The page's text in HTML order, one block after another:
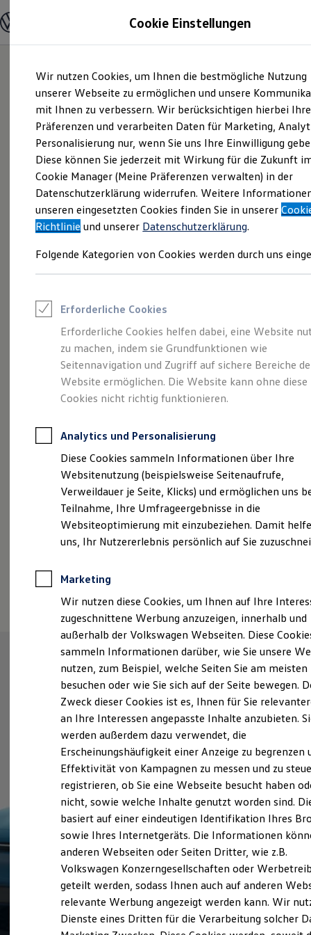
Hauptinhalt
springen
Footer
springen
Modelle und Konfigurator
Modelle vergleichen
Elektroautos
ENERGY Sondermodelle
Nutzfahrzeuge
SUV und CUV
Familienautos
Kombis
Kompaktwagen
Sportwagen
Schnell verfügbare Fahrzeuge
Angebote und Produkte
Aktuelle Angebote
E-Auto-Förderung
Volkswagen Marktplatz
Junge Gebrauchtwagen und Gebrauchtwagen
Saisonangebote
Leasing
Leasing-Angebote
Gebrauchtwagen Leasing
Junge Gebrauchtwagen-Leasing
Elektroauto Leasing
Kleinwagen-Leasing
Leasing ohne Anzahlung
Autokredit mit Schlussrate
Versicherungen und Garantien
Kfz-Versicherung
Restschuldversicherungen
Garantien
Wartungsverträge
Geschäftskunden
Professional Class bei Volkswagen
Großkunden
Behörden
Anpfiff zum Gewinn
Elektroautos
ID. Tutorials
Elektrofahrzeugkonzepte
Reichweite
Reichweite der ID. Modelle
Reichweite im Winter
Laden
Laden unterwegs
Laden Zuhause
Ladezeitensimulator
Batterie
Sicherheit
Garantie und Lebensdauer
Nachhaltigkeit
Technologie
Kosten und Kauf
Verbrauchskosten
Kaufoptionen
E-Auto-Förderung
Software und Konnektivität
Die ID. Software 6
ID. Software Versionen und Updates
Digitale Extras
Schnittstellen zu Ihrem ID.
Die ENERGY
Sondermodelle
Cookie Einstellungen
Wir nutzen Cookies, um Ihnen die bestmögliche Nutzung
unserer Webseite zu ermöglichen und unsere
mit Ihnen zu verbessern. Wir berücksichtigen hierbei Ihre
Präferenzen und verarbeiten Daten für Marketing,
Personalisierung nur, wenn Sie uns Ihre Einwilligung
Diese können Sie jederzeit mit Wirkung für die Zukunft
Cookie Manager (Meine Präferenzen verwalten) in der
Datenschutzerklärung widerrufen. Weitere
unseren eingesetzten Cookies finden Sie in unserer
Richtlinie und unserer Datenschutzerklärung.
Folgende Kategorien von Cookies werden durch uns
Erforderliche Cookies
Erforderliche Cookies helfen dabei, eine Website
zu machen, indem sie Grundfunktionen wie
Seitennavigation und Zugriff auf sichere Bereiche
Website ermöglichen. Die Website kann ohne diese
Cookies nicht richtig funktionieren.
Analytics und Personalisierung
Diese Cookies sammeln Informationen über Ihre
Websitenutzung (beispielsweise Seitenaufrufe,
Verweildauer je Seite, Klicks) und ermöglichen uns
Teilnahme, Ihre Umfrageergebnisse in die
Websiteoptimierung mit einzubeziehen. Damit
uns, Ihr Nutzererlebnis persönlich auf Sie
Marketing
Wir nutzen diese Cookies, um Ihnen auf Ihre
zugeschnittene Werbung anzuzeigen, innerhalb und
außerhalb der Volkswagen Webseiten. Diese
sammeln Informationen darüber, wie Sie unsere
nutzen, zum Beispiel, welche Seiten Sie am meisten
besuchen oder wie Sie sich auf der Seite bewegen.
Zweck dieser Cookies ist es, Ihnen für Sie
an Ihre Interessen angepasste Inhalte anzubieten.
werden außerdem dazu verwendet, die
Erscheinungshäufigkeit einer Anzeige zu begrenzen
Effektivität von Kampagnen zu messen und zu
registrieren, ob Sie eine Webseite besucht haben
nicht, sowie welche Inhalte genutzt worden sind.
basiert auf einer eindeutigen Identifikation Ihres
sowie Ihres Internetgeräts. Die Informationen
anderen Webseiten oder Seiten Dritter, wie z.B.
Volkswagen Konzerngesellschaften oder
geteilt werden, sodass Ihnen auch auf anderen
relevante Werbung angezeigt werden kann. Wir
Dienste eines Dritten für die Verarbeitung solcher